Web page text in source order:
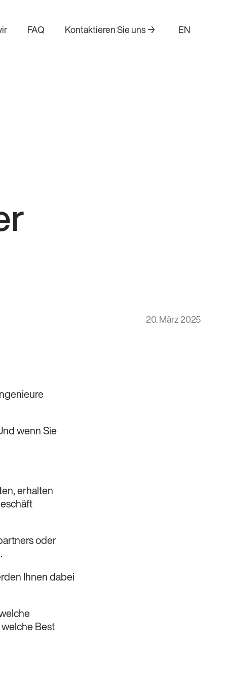
FAQ Kontaktieren Sie uns → EN
20. März 2025
wenn Sie
erhalten
oder
Ihnen dabei
Best